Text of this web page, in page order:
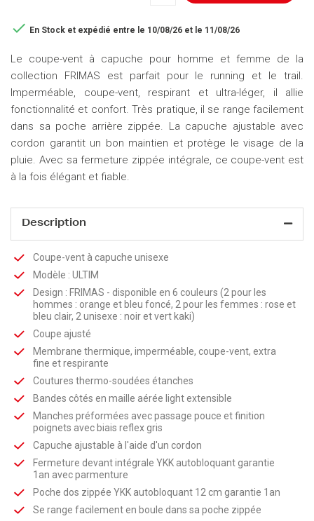
 En Stock et expédié entre le 10/08/26 et le 11/08/26
Le coupe-vent à capuche pour homme et femme de la
collection FRIMAS est parfait pour le running et le trail.
Imperméable, coupe-vent, respirant et ultra-léger, il allie
fonctionnalité et confort. Très pratique, il se range facilement
dans sa poche arrière zippée. La capuche ajustable avec
cordon garantit un bon maintien et protège le visage de la
pluie. Avec sa fermeture zippée intégrale, ce coupe-vent est
à la fois élégant et fiable.
Description
Coupe-vent à capuche unisexe
Modèle : ULTIM
Design : FRIMAS - disponible en 6 couleurs (2 pour les
hommes : orange et bleu foncé, 2 pour les femmes : rose et
bleu clair, 2 unisexe : noir et vert kaki)
Coupe ajusté
Membrane thermique, imperméable, coupe-vent, extra
fine et respirante
Coutures thermo-soudées étanches
Bandes côtés en maille aérée light extensible
Manches préformées avec passage pouce et finition
poignets avec biais reflex gris
Capuche ajustable à l'aide d'un cordon
Fermeture devant intégrale YKK autobloquant garantie
1an avec parmenture
Poche dos zippée YKK autobloquant 12 cm garantie 1an
Se range facilement en boule dans sa poche zippée